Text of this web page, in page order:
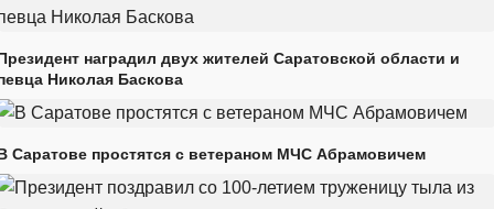
наградил двух жителей Саратовской области и
Николая Баскова
Саратове простятся с ветераном МЧС Абрамовичем